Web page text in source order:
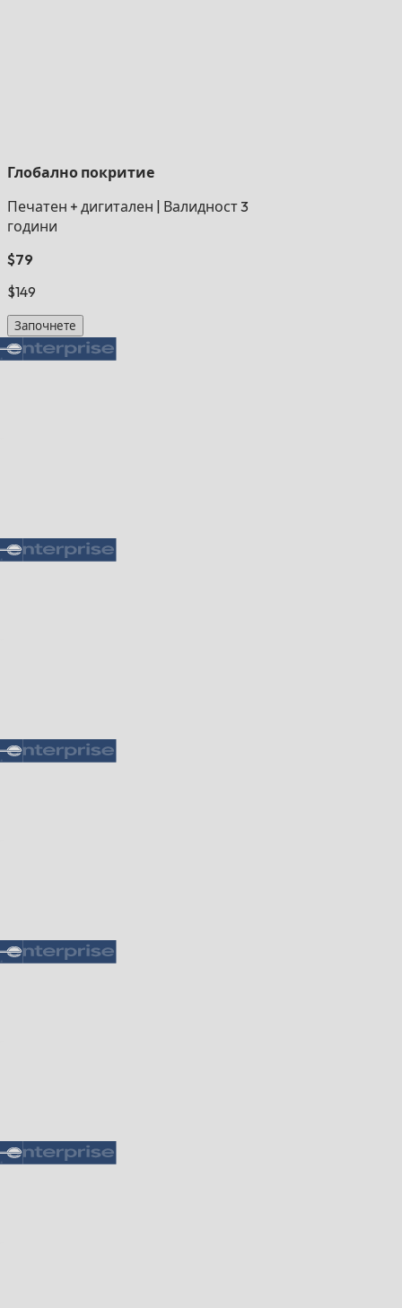
Глобално покритие
Печатен + дигитален
Валидност 3
години
$79
$149
Започнете